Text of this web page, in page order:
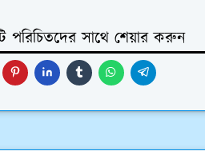
পরিচিতদের সাথে শেয়ার করুন